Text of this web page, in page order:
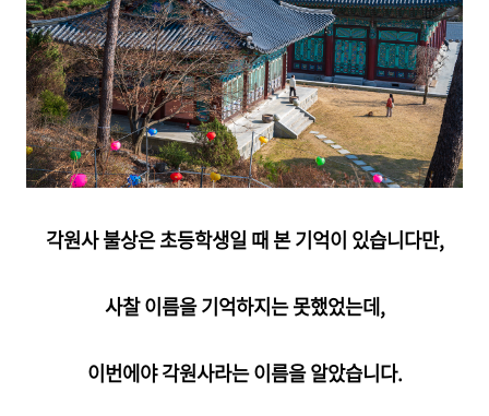
각원사 불상은 초등학생일 때 본 기억이 있습니다만,
사찰 이름을 기억하지는 못했었는데,
이번에야 각원사라는 이름을 알았습니다.